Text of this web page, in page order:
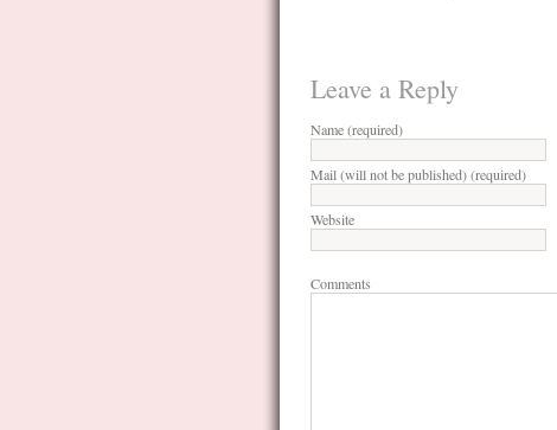
Leave a Reply
Name (required)
Mail (will not be published) (required)
Website
Comments